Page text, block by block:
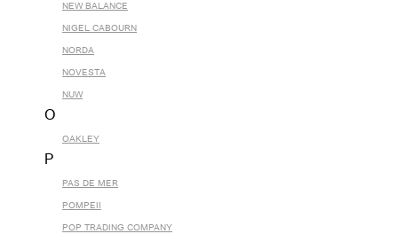
NEW BALANCE
NIGEL CABOURN
NORDA
NOVESTA
NUW
O
OAKLEY
P
PAS DE MER
POMPEII
POP TRADING COMPANY